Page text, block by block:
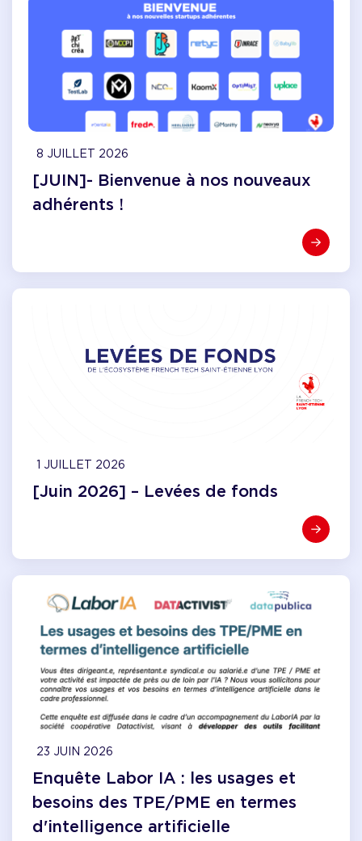
8 JUILLET 2026
[JUIN]- Bienvenue à nos nouveaux
adhérents !
1 JUILLET 2026
[Juin 2026] – Levées de fonds
23 JUIN 2026
Enquête Labor IA : les usages et
besoins des TPE/PME en termes
d'intelligence artificielle